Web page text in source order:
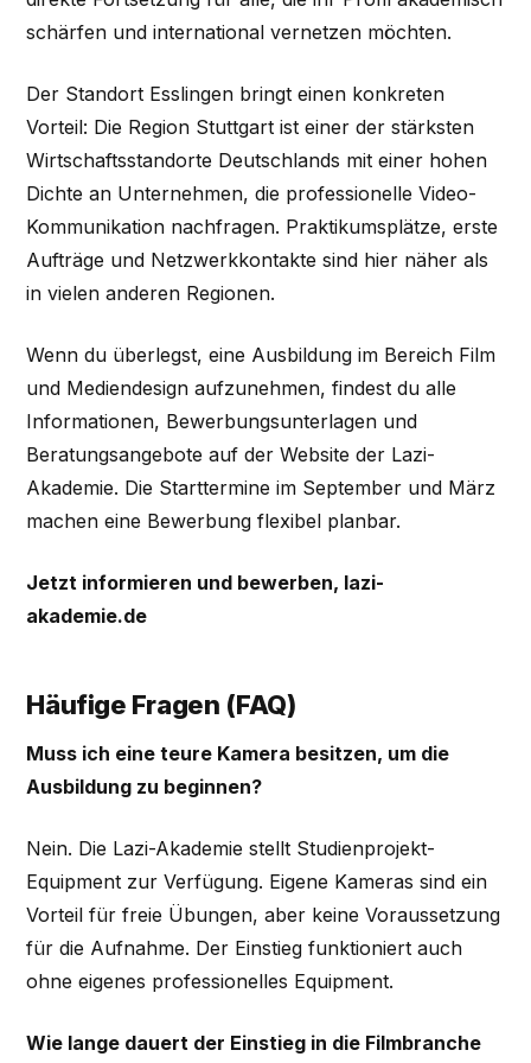
schärfen und international vernetzen möchten.
Der Standort Esslingen bringt einen konkreten
Vorteil: Die Region Stuttgart ist einer der stärksten
Wirtschaftsstandorte Deutschlands mit einer hohen
Dichte an Unternehmen, die professionelle Video-
Kommunikation nachfragen. Praktikumsplätze, erste
Aufträge und Netzwerkkontakte sind hier näher als
in vielen anderen Regionen.
Wenn du überlegst, eine Ausbildung im Bereich Film
und Mediendesign aufzunehmen, findest du alle
Informationen, Bewerbungsunterlagen und
Beratungsangebote auf der Website der Lazi-
Akademie. Die Starttermine im September und März
machen eine Bewerbung flexibel planbar.
Jetzt informieren und bewerben, lazi-
akademie.de
Häufige Fragen (FAQ)
Muss ich eine teure Kamera besitzen, um die
Ausbildung zu beginnen?
Nein. Die Lazi-Akademie stellt Studienprojekt-
Equipment zur Verfügung. Eigene Kameras sind ein
Vorteil für freie Übungen, aber keine Voraussetzung
für die Aufnahme. Der Einstieg funktioniert auch
ohne eigenes professionelles Equipment.
Wie lange dauert der Einstieg in die Filmbranche